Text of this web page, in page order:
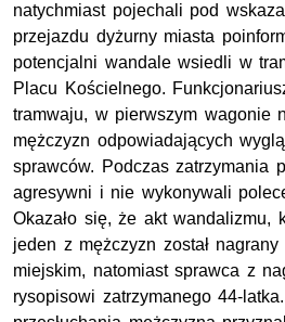
natychmiast pojechali pod
przejazdu dyżurny miasta
potencjalni wandale wsiedli w
Placu Kościelnego.
tramwaju, w pierwszym wagonie
mężczyzn odpowiadających
sprawców. Podczas zatrzymania
agresywni i nie wykonywali
Okazało się, że akt wandalizmu,
jeden z mężczyzn został
miejskim, natomiast sprawca z
rysopisowi zatrzymanego 44-